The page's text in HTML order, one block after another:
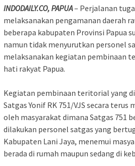
INDODAILY.CO, PAPUA– Perjalanan
melaksanakan pengamanan daerah
beberapa kabupaten Provinsi Papua
namun tidak menyurutkan personel
melaksanakan kegiatan pembinaan
hati rakyat Papua.
Kegiatan pembinaan teritorial yang
Satgas Yonif RK 751/VJS secara
oleh masyarakat dimana Satgas 751
dilakukan personel satgas yang
Kabupaten Lani Jaya, menemui
berada di rumah maupun sedang di